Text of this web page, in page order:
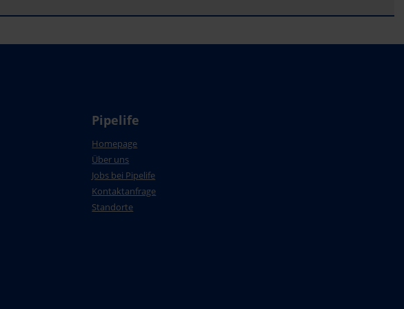
Pipelife
Homepage
Über uns
Jobs bei Pipelife
Kontaktanfrage
Standorte